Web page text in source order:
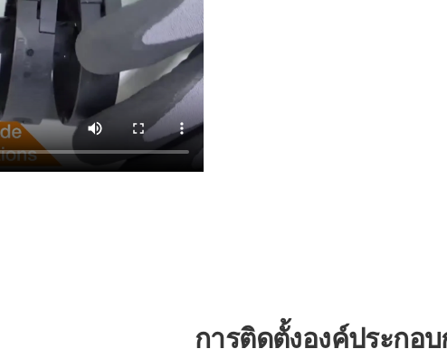
การติดตั้งองค์ประกอ